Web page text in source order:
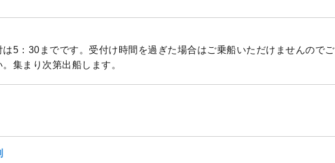
：30までです。受付け時間を過ぎた場合はご乗船いただけませんのでご
集まり次第出船します。